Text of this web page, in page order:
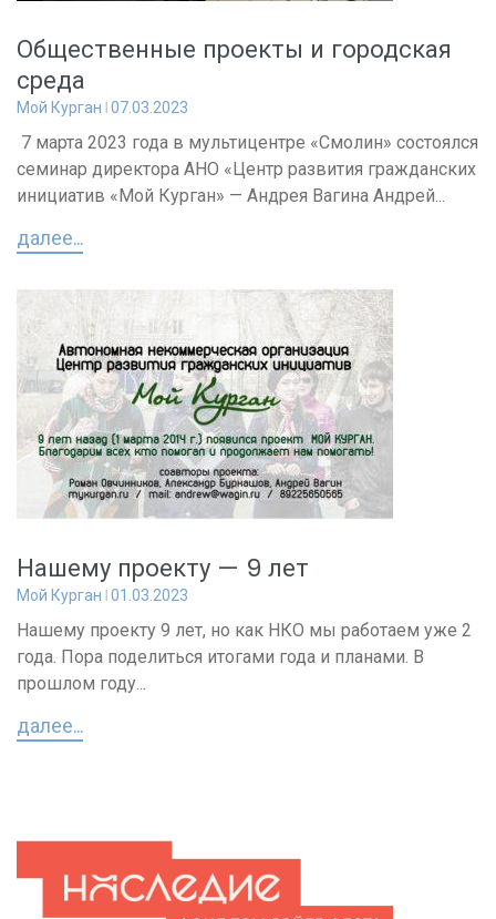
Общественные проекты и городская
среда
Мой Курган 07.03.2023
7 марта 2023 года в мультицентре «Смолин» состоялся
семинар директора АНО «Центр развития гражданских
инициатив «Мой Курган» — Андрея Вагина Андрей...
далее...
Нашему проекту — 9 лет
Мой Курган 01.03.2023
Нашему проекту 9 лет, но как НКО мы работаем уже 2
года. Пора поделиться итогами года и планами. В
прошлом году...
далее...